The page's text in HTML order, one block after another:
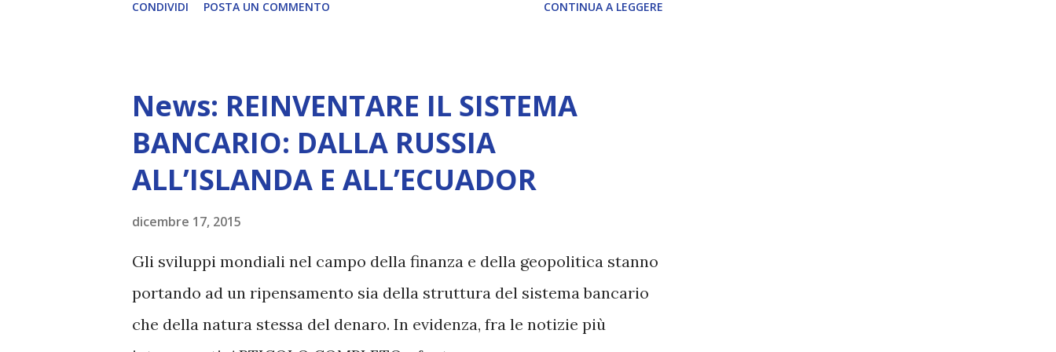
CONDIVIDI POSTA UN COMMENTO CONTINUA A LEGGERE
News: REINVENTARE IL SISTEMA
BANCARIO: DALLA RUSSIA
ALL’ISLANDA E ALL’ECUADOR
dicembre 17, 2015
Gli sviluppi mondiali nel campo della finanza e della geopolitica stanno
portando ad un ripensamento sia della struttura del sistema bancario
che della natura stessa del denaro. In evidenza, fra le notizie più